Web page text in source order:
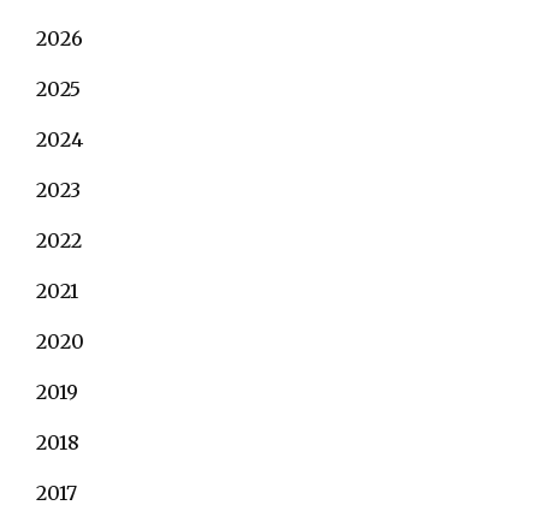
2026
2025
2024
2023
2022
2021
2020
2019
2018
2017